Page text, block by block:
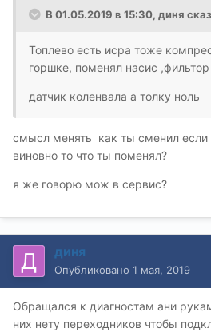
В 01.05.2019 в 15:30, диня
Топлево есть исра тоже
горшке, поменял насис
датчик коленвала а толку ноль
смысл менять как ты сменил
виновно то что ты поменял?
я же говорю мож в сервис?
диня
Опубликовано 1 мая, 2019
Обращался к диагностам ани
них нету переходников чтобы